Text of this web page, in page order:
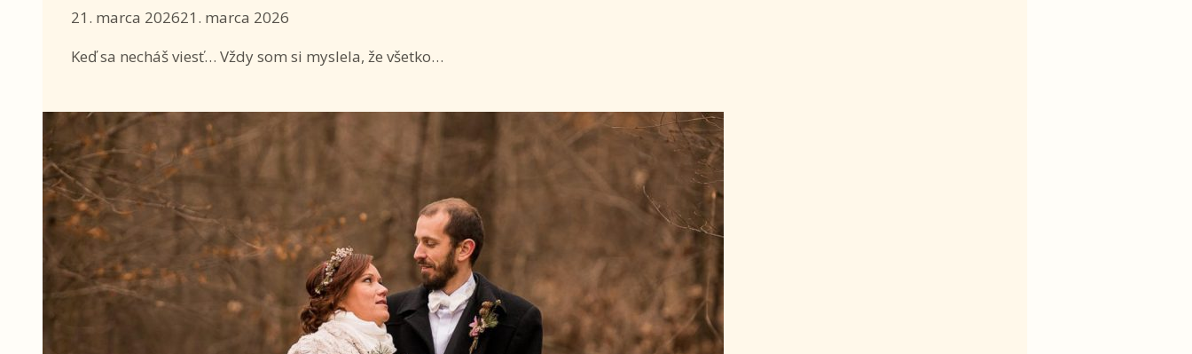
21. marca 202621. marca 2026
Keď sa necháš viesť… Vždy som si myslela, že všetko…